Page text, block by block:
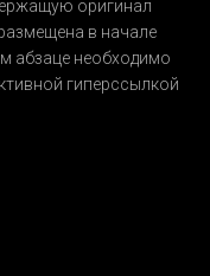
оригинал
в начале
абзаце необходимо
гиперссылкой